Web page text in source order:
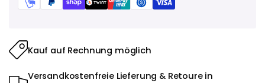
Kauf auf Rechnung möglich
Versandkostenfreie Lieferung & Retoure in